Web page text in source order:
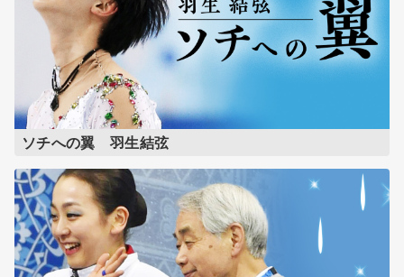
ソチへの翼 羽生結弦